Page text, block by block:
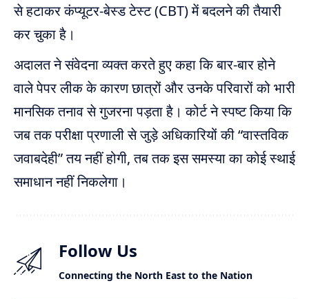
से हटाकर कंप्यूटर-बेस्ड टेस्ट (CBT) में बदलने की तैयारी
कर चुका है।
अदालत ने संवेदना व्यक्त करते हुए कहा कि बार-बार होने
वाले पेपर लीक के कारण छात्रों और उनके परिवारों को भारी
मानसिक तनाव से गुजरना पड़ता है। कोर्ट ने स्पष्ट किया कि
जब तक परीक्षा प्रणाली से जुड़े अधिकारियों की “वास्तविक
जवाबदेही” तय नहीं होगी, तब तक इस समस्या का कोई स्थाई
समाधान नहीं निकलेगा।
Follow Us
Connecting the North East to the Nation